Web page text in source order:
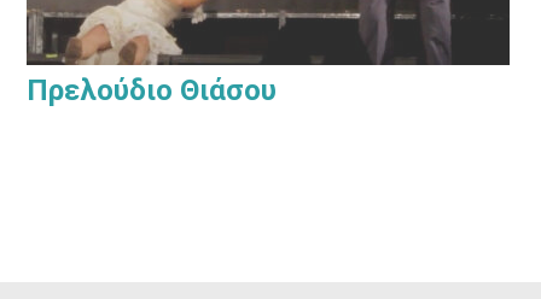
Πρελούδιο Θιάσου